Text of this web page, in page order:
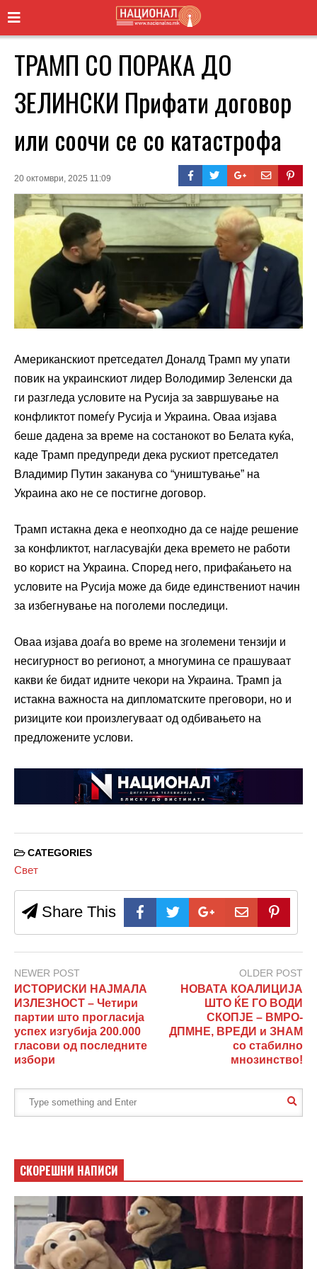
ТРАМП СО ПОРАКА ДО
ЗЕЛИНСКИ Прифати договор
или соочи се со катастрофа
20 октомври, 2025 11:09
Американскиот претседател Доналд Трамп му упати
повик на украинскиот лидер Володимир Зеленски да
ги разгледа условите на Русија за завршување на
конфликтот помеѓу Русија и Украина. Оваа изјава
беше дадена за време на состанокот во Белата куќа,
каде Трамп предупреди дека рускиот претседател
Владимир Путин заканува со “уништување” на
Украина ако не се постигне договор.
Трамп истакна дека е неопходно да се најде решение
за конфликтот, нагласувајќи дека времето не работи
во корист на Украина. Според него, прифаќањето на
условите на Русија може да биде единствениот начин
за избегнување на поголеми последици.
Оваа изјава доаѓа во време на зголемени тензији и
несигурност во регионот, а многумина се прашуваат
какви ќе бидат идните чекори на Украина. Трамп ја
истакна важноста на дипломатските преговори, но и
ризиците кои произлегуваат од одбивањето на
предложените услови.
CATEGORIES
Свет
Share This
NEWER POST
ИСТОРИСКИ НАЈМАЛА
ИЗЛЕЗНОСТ – Четири
партии што прогласија
успех изгубија 200.000
гласови од последните
избори
OLDER POST
НОВАТА КОАЛИЦИЈА
ШТО ЌЕ ГО ВОДИ
СКОПЈЕ – ВМРО-
ДПМНЕ, ВРЕДИ и ЗНАМ
со стабилно
мнозинство!
СКОРЕШНИ НАПИСИ